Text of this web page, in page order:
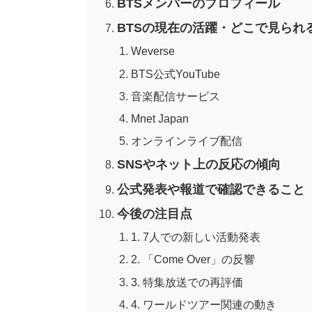
BTSメンバーのプロフィール
BTSの現在の活躍・どこで見られ
Weverse
BTS公式YouTube
音楽配信サービス
Mnet Japan
オンラインライブ配信
SNSやネット上の反応の傾向
公式発表や報道で確認できること
今後の注目点
1. 7人での新しい活動発表
2. 「Come Over」の反響
3. 特集放送での再評価
4. ワールドツアー関連の動き